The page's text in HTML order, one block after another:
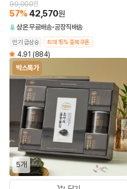
99,000원
57% 42,570원
상온무료배송 공장직배송
인기 급상승 최대 15% 중복쿠폰
4.91 (884)
박스특가
5개